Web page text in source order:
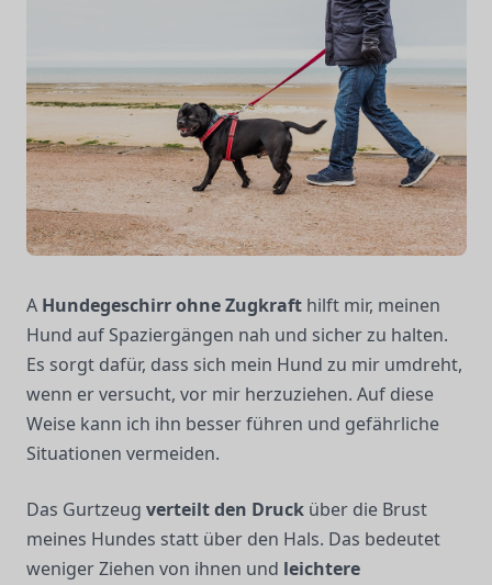
A Hundegeschirr ohne Zugkraft hilft mir, meinen
Hund auf Spaziergängen nah und sicher zu halten.
Es sorgt dafür, dass sich mein Hund zu mir umdreht,
wenn er versucht, vor mir herzuziehen. Auf diese
Weise kann ich ihn besser führen und gefährliche
Situationen vermeiden.
Das Gurtzeug verteilt den Druck über die Brust
meines Hundes statt über den Hals. Das bedeutet
weniger Ziehen von ihnen und leichtere